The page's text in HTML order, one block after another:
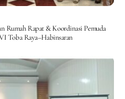
Rumah Rapat & Koordinasi Pemuda
Toba Raya–Habinsaran